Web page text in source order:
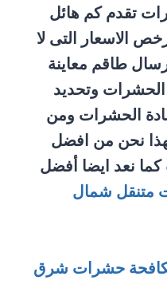
تقدم كم هائل
الاسعار التى لا
طاقم معاينة
الحشرات وتحديد
الحشرات ومن
نحن من افضل
كما نعد ايضا أفضل
متنقل شمال
حشرات شرق